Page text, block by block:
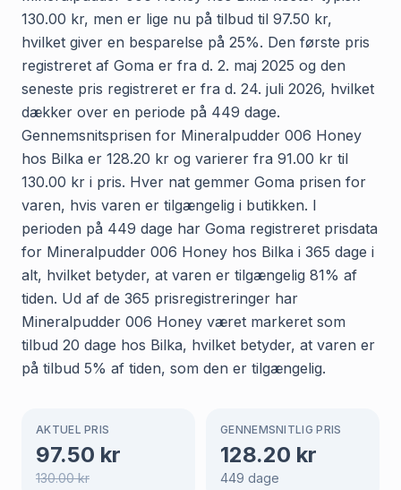
130.00 kr, men er lige nu på tilbud til 97.50 kr,
hvilket giver en besparelse på 25%. Den første pris
registreret af Goma er fra d. 2. maj 2025 og den
seneste pris registreret er fra d. 24. juli 2026, hvilket
dækker over en periode på 449 dage.
Gennemsnitsprisen for Mineralpudder 006 Honey
hos Bilka er 128.20 kr og varierer fra 91.00 kr til
130.00 kr i pris. Hver nat gemmer Goma prisen for
varen, hvis varen er tilgængelig i butikken. I
perioden på 449 dage har Goma registreret prisdata
for Mineralpudder 006 Honey hos Bilka i 365 dage i
alt, hvilket betyder, at varen er tilgængelig 81% af
tiden. Ud af de 365 prisregistreringer har
Mineralpudder 006 Honey været markeret som
tilbud 20 dage hos Bilka, hvilket betyder, at varen er
på tilbud 5% af tiden, som den er tilgængelig.
AKTUEL PRIS
97.50 kr
130.00kr
GENNEMSNITLIG PRIS
128.20 kr
449 dage